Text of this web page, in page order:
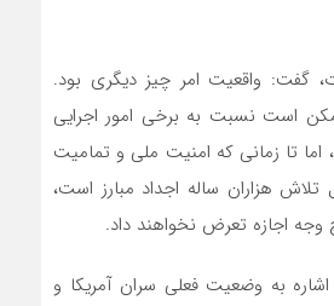
گفت: واقعیت امر چیز دیگری بود.
است نسبت به برخی امور اجرایی
اما تا زمانی که امنیت ملی و تمامیت
هزاران ساله اجداد مبارز است،
وجه اجازه تعرض نخواهند داد.
اشاره به وضعیت فعلی سران آمریکا و